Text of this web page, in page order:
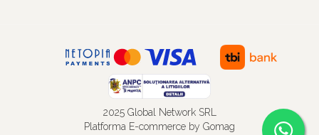
2025 Global Network SRL
Platforma E-commerce by Gomag